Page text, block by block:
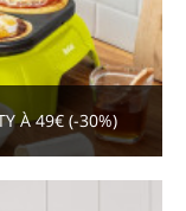
À 49€ (-30%)